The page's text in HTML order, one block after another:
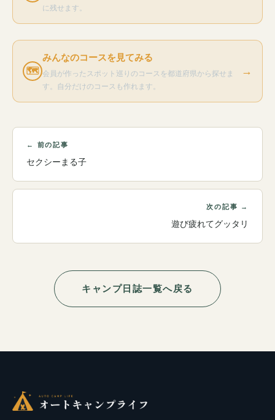
に残せます。
🗺
みんなのコースを見てみる
会員が作ったスポット巡りのコースを都道府県から探せま
す。自分だけのコースも作れます。
→
← 前の記事
セクシーまる子
次の記事 →
遊び疲れてグッタリ
キャンプ日誌一覧へ戻る